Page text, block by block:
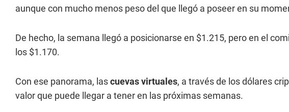
aunque con mucho menos peso del que llegó a poseer en su
De hecho, la semana llegó a posicionarse en $1.215, pero en el
los $1.170.
Con ese panorama, lascuevas virtuales, a través de los dólares
valor que puede llegar a tener en las próximas semanas.